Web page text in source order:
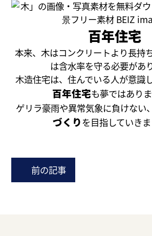
百年住宅
本来、木はコンクリートより長持
は含水率を守る必要があ
木造住宅は、住んでいる人が意識
百年住宅も夢ではありま
ゲリラ豪雨や異常気象に負けない、
づくりを目指していき
前の記事